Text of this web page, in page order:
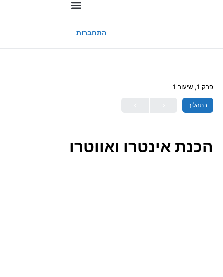
התחברות
פרק 1, שיעור 1
בתהליך
הכנת אינטרו ואווטרו